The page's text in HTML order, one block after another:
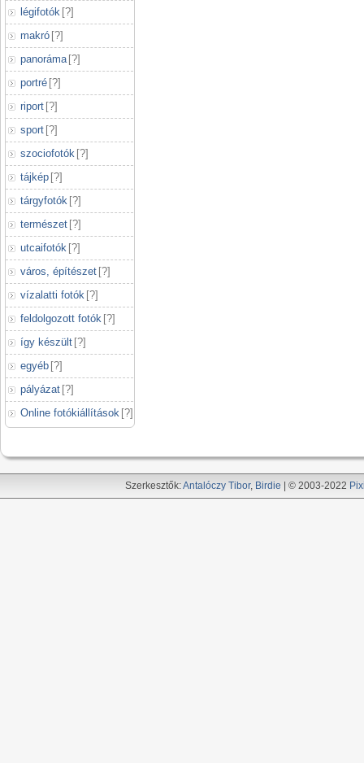
légifotók [?]
makró [?]
panoráma [?]
portré [?]
riport [?]
sport [?]
szociofotók [?]
tájkép [?]
tárgyfotók [?]
természet [?]
utcaifotók [?]
város, építészet [?]
vízalatti fotók [?]
feldolgozott fotók [?]
így készült [?]
egyéb [?]
pályázat [?]
Online fotókiállítások [?]
Szerkesztők:Antalóczy Tibor, Birdie | © 2003-2022